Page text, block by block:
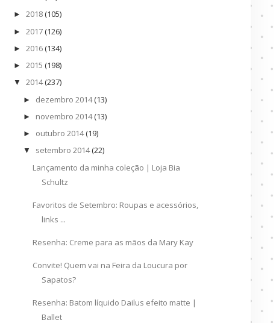
► 2018 (105)
► 2017 (126)
► 2016 (134)
► 2015 (198)
▼ 2014 (237)
► dezembro 2014 (13)
► novembro 2014 (13)
► outubro 2014 (19)
▼ setembro 2014 (22)
Lançamento da minha coleção | Loja Bia
Schultz
Favoritos de Setembro: Roupas e acessórios,
links ...
Resenha: Creme para as mãos da Mary Kay
Convite! Quem vai na Feira da Loucura por
Sapatos?
Resenha: Batom líquido Dailus efeito matte |
Ballet